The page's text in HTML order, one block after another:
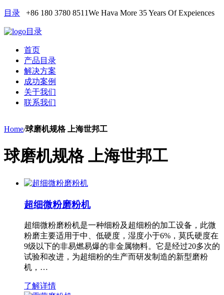
目录 +86 180 3780 8511We Hava More 35 Years Of Expeiences
目录
首页
产品目录
解决方案
成功案例
关于我们
联系我们
Home/球磨机规格 上海世邦工
球磨机规格 上海世邦工
超细微粉磨粉机
超细微粉磨粉机是一种细粉及超细粉的加工设备，此微
粉磨主要适用于中、低硬度，湿度小于6%，莫氏硬度在
9级以下的非易燃易爆的非金属物料。它是经过20多次的
试验和改进，为超细粉的生产而研发制造的新型磨粉
机，…
了解详情